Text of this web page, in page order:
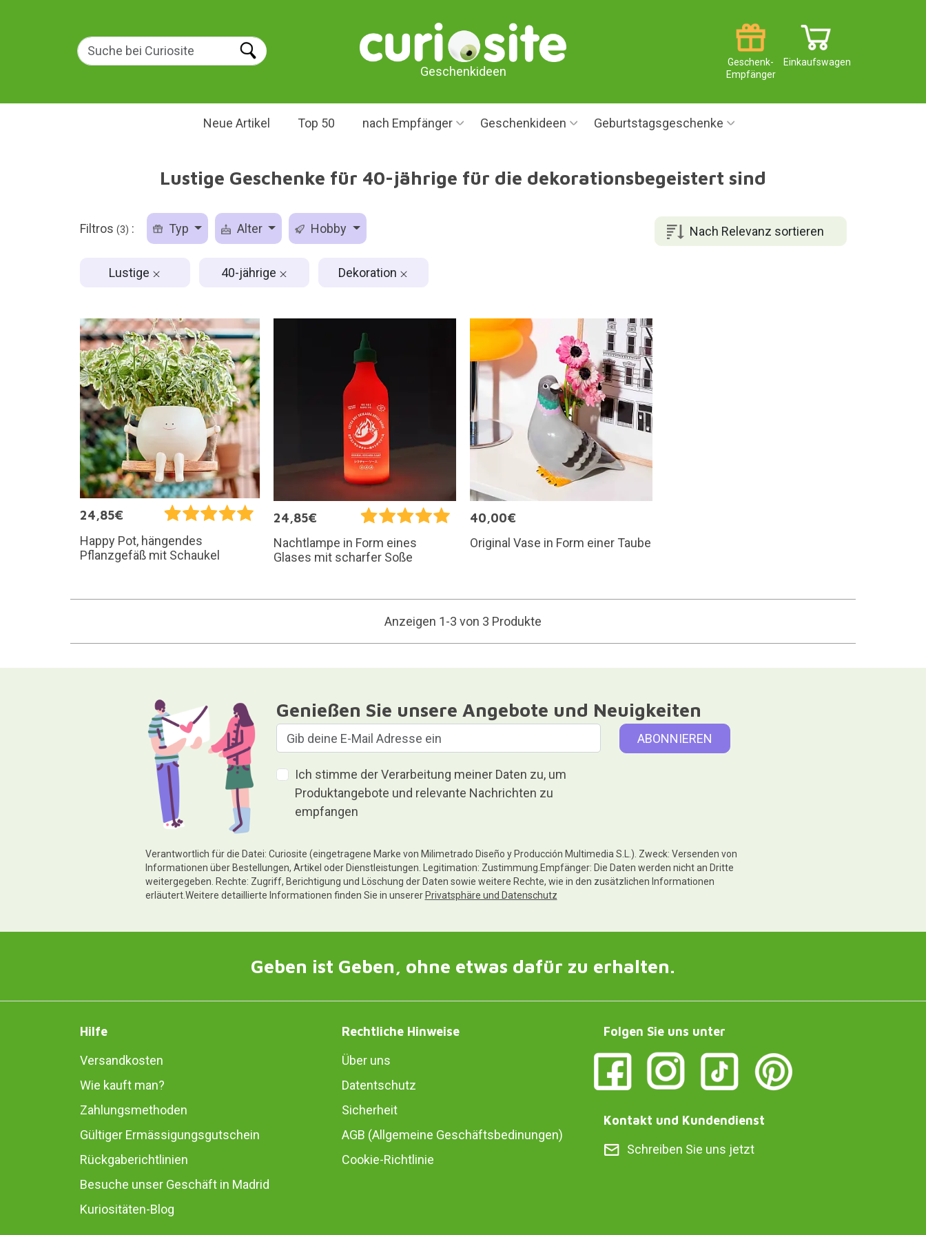
Geschenkideen
Einkaufswagen
Geschenk-
Empfänger
Neue Artikel Top 50 nach Empfänger Geschenkideen Geburtstagsgeschenke
Lustige Geschenke für 40-jährige für die dekorationsbegeistert sind
Nach Relevanz sortieren
Filtros (3) : Typ Alter Hobby
Lustige 40-jährige Dekoration
24,85€
Happy Pot, hängendes
Pflanzgefäß mit Schaukel
24,85€
Nachtlampe in Form eines
Glases mit scharfer Soße
40,00€
Original Vase in Form einer Taube
Anzeigen 1-3 von 3 Produkte
Genießen Sie unsere Angebote und Neuigkeiten
Ich stimme der Verarbeitung meiner Daten zu, um
Produktangebote und relevante Nachrichten zu
empfangen
Verantwortlich für die Datei: Curiosite (eingetragene Marke von Milimetrado Diseño y Producción Multimedia S.L.). Zweck: Versenden von
Informationen über Bestellungen, Artikel oder Dienstleistungen. Legitimation: Zustimmung.Empfänger: Die Daten werden nicht an Dritte
weitergegeben. Rechte: Zugriff, Berichtigung und Löschung der Daten sowie weitere Rechte, wie in den zusätzlichen Informationen
erläutert.Weitere detaillierte Informationen finden Sie in unserer Privatsphäre und Datenschutz
Geben ist Geben, ohne etwas dafür zu erhalten.
Hilfe
Versandkosten
Wie kauft man?
Zahlungsmethoden
Gültiger Ermässigungsgutschein
Rückgaberichtlinien
Besuche unser Geschäft in Madrid
Kuriositäten-Blog
Rechtliche Hinweise
Über uns
Datentschutz
Sicherheit
AGB (Allgemeine Geschäftsbedinungen)
Cookie-Richtlinie
Folgen Sie uns unter
Kontakt und Kundendienst
Schreiben Sie uns jetzt